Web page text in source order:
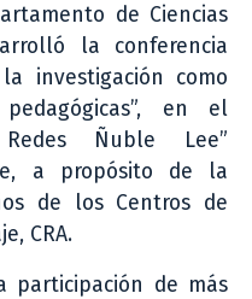
de Ciencias
la conferencia
investigación como
en el
Redes Ñuble Lee”
a propósito de la
de los Centros de
CRA.
participación de más